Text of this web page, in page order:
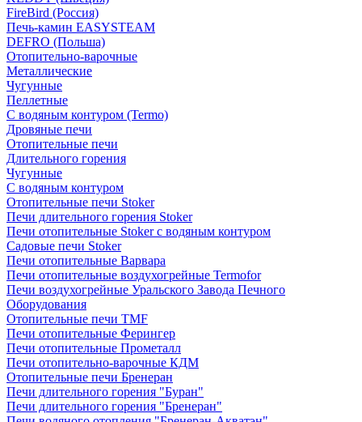
FireBird (Россия)
Печь-камин EASYSTEAM
DEFRO (Польша)
Отопительно-варочные
Металлические
Чугунные
Пеллетные
С водяным контуром (Termo)
Дровяные печи
Отопительные печи
Длительного горения
Чугунные
C водяным контуром
Отопительные печи Stoker
Печи длительного горения Stoker
Печи отопительные Stoker с водяным контуром
Садовые печи Stoker
Печи отопительные Варвара
Печи отопительные воздухогрейные Termofor
Печи воздухогрейные Уральского Завода Печного
Оборудования
Отопительные печи TMF
Печи отопительные Ферингер
Печи отопительные Прометалл
Печи отопительно-варочные КДМ
Отопительные печи Бренеран
Печи длительного горения "Буран"
Печи длительного горения "Бренеран"